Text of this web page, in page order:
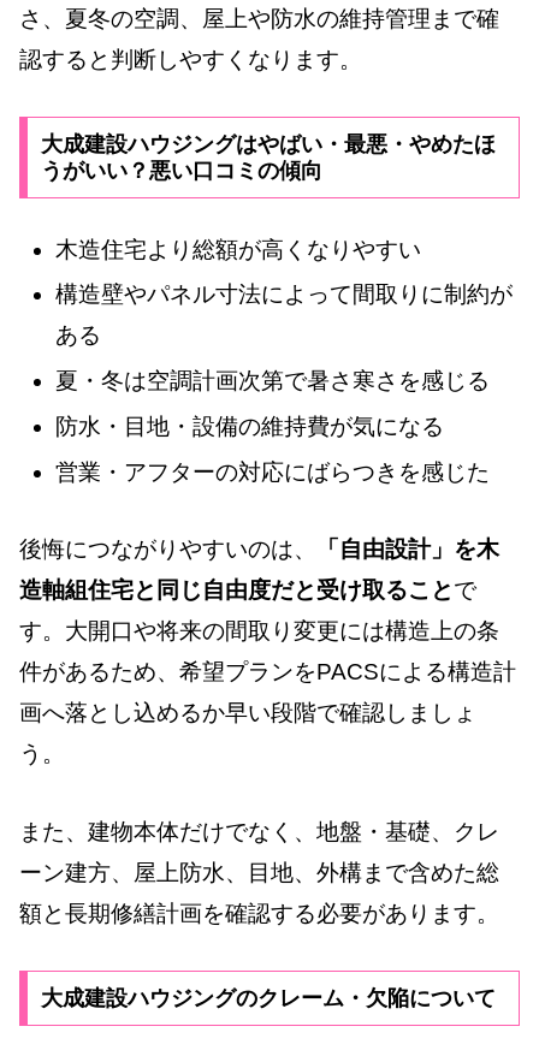
さ、夏冬の空調、屋上や防水の維持管理まで確
認すると判断しやすくなります。
大成建設ハウジングはやばい・最悪・やめたほ
うがいい？悪い口コミの傾向
木造住宅より総額が高くなりやすい
構造壁やパネル寸法によって間取りに制約が
ある
夏・冬は空調計画次第で暑さ寒さを感じる
防水・目地・設備の維持費が気になる
営業・アフターの対応にばらつきを感じた
後悔につながりやすいのは、
「自由設計」を木
造軸組住宅と同じ自由度だと受け取ることで
す。大開口や将来の間取り変更には構造上の条
件があるため、希望プランをPACSによる構造計
画へ落とし込めるか早い段階で確認しましょ
う。
また、建物本体だけでなく、地盤・基礎、クレ
ーン建方、屋上防水、目地、外構まで含めた総
額と長期修繕計画を確認する必要があります。
大成建設ハウジングのクレーム・欠陥について